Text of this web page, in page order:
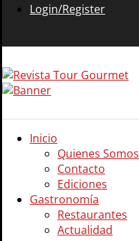
Login/Register
Inicio
Quienes Somos
Contacto
Ediciones
Gastronomía
Restaurantes
Actualidad